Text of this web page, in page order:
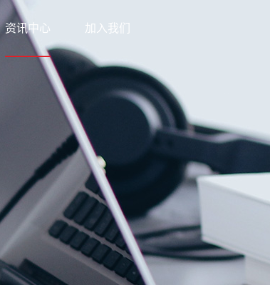
资讯中心
新闻中心
下载中心
加入我们